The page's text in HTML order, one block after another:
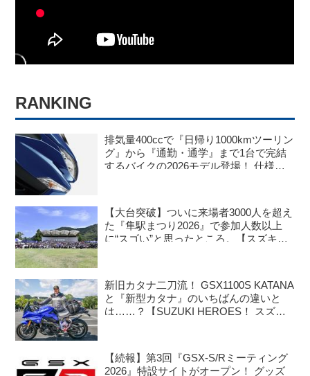
RANKING
排気量400ccで『日帰り1000kmツーリン
グ』から『通勤・通学』まで1台で完結
するバイクの2026モデル登場！ 仕様変
のバイク！ の新車ニュース】
【大台突破】ついに来場者3000人を超え
た『隼駅まつり2026』で参加人数以上
に“スゴい”と思ったところ。【スズキの
新旧カタナ二刀流！ GSX1100S KATANA
と『新型カタナ』のいちばんの違いと
は……？【SUZUKI HEROES！ スズキ
【続報】第3回『GSX-S/Rミーティング
2026』特設サイトがオープン！ グッズ